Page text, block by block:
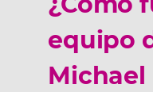
equipo
Michael